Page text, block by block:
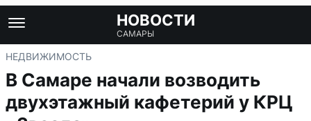
НОВОСТИ
САМАРЫ
НЕДВИЖИМОСТЬ
В Самаре начали возводить
двухэтажный кафетерий у КРЦ